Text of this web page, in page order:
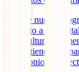
En este nuevo
concreto a su
multicultural,
que lo tiene todo
patrimonio